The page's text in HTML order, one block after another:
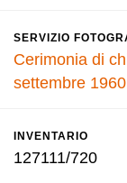
SERVIZIO
Cerimonia di
settembre 1960
INVENTARIO
127111/720